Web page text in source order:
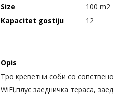
Size
100 m2
Kapacitet gostiju
12
Opis
Тро креветни соби со
WiFi,плус заедничка тераса,